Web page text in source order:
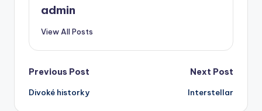
admin
View All Posts
Post
navigation
Previous Post
Divoké historky
Next Post
Interstellar